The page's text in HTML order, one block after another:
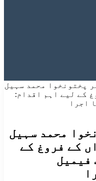
پختونخوا محمد سہیل
کے لیے اہم اقدام:
اجرا
محمد سہیل
کے فروغ کے
فیمیل